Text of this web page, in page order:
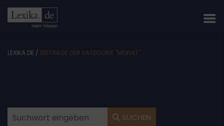
LEXIKA.DE / BEITRÄGE DER KATEGORIE "MONAT"
SUCHEN